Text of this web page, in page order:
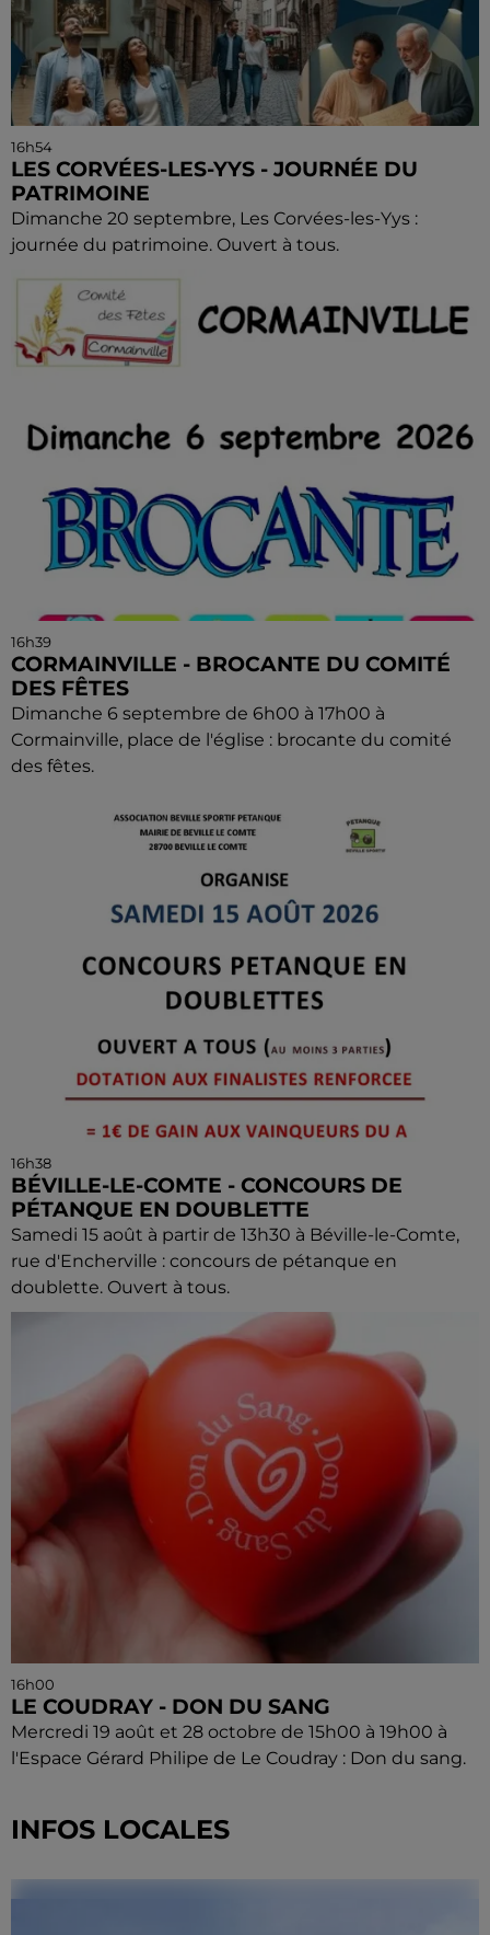
16h54
LES CORVÉES-LES-YYS - JOURNÉE DU
PATRIMOINE
Dimanche 20 septembre, Les Corvées-les-Yys :
journée du patrimoine. Ouvert à tous.
16h39
CORMAINVILLE - BROCANTE DU COMITÉ
DES FÊTES
Dimanche 6 septembre de 6h00 à 17h00 à
Cormainville, place de l'église : brocante du comité
des fêtes.
16h38
BÉVILLE-LE-COMTE - CONCOURS DE
PÉTANQUE EN DOUBLETTE
Samedi 15 août à partir de 13h30 à Béville-le-Comte,
rue d'Encherville : concours de pétanque en
doublette. Ouvert à tous.
16h00
LE COUDRAY - DON DU SANG
Mercredi 19 août et 28 octobre de 15h00 à 19h00 à
l'Espace Gérard Philipe de Le Coudray : Don du sang.
INFOS LOCALES